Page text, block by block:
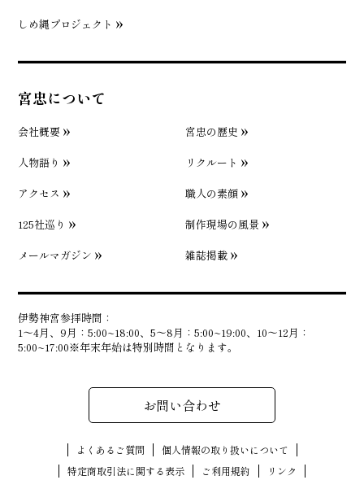
しめ縄プロジェクト
宮忠について
会社概要
宮忠の歴史
人物語り
リクルート
アクセス
職人の素顔
125社巡り
制作現場の風景
メールマガジン
雑誌掲載
伊勢神宮参拝時間：
1〜4月、9月：5:00~18:00、5〜8月：5:00~19:00、10〜12月：
5:00~17:00※年末年始は特別時間となります。
お問い合わせ
よくあるご質問
個人情報の取り扱いについて
特定商取引法に関する表示
ご利用規約 リンク